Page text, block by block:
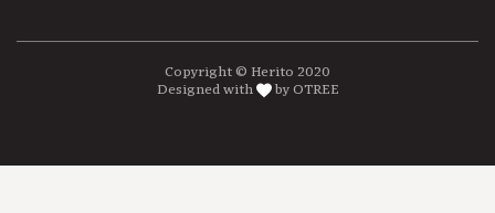
Copyright © Herito 2020
Designed with
by OTREE